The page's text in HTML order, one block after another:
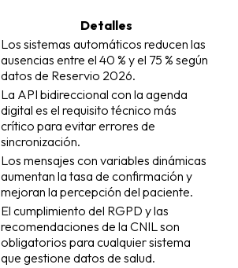
Detalles
Los sistemas automáticos reducen las
ausencias entre el 40 % y el 75 % según
datos de Reservio 2026.
La API bidireccional con la agenda
digital es el requisito técnico más
crítico para evitar errores de
sincronización.
Los mensajes con variables dinámicas
aumentan la tasa de confirmación y
mejoran la percepción del paciente.
El cumplimiento del RGPD y las
recomendaciones de la CNIL son
obligatorios para cualquier sistema
que gestione datos de salud.